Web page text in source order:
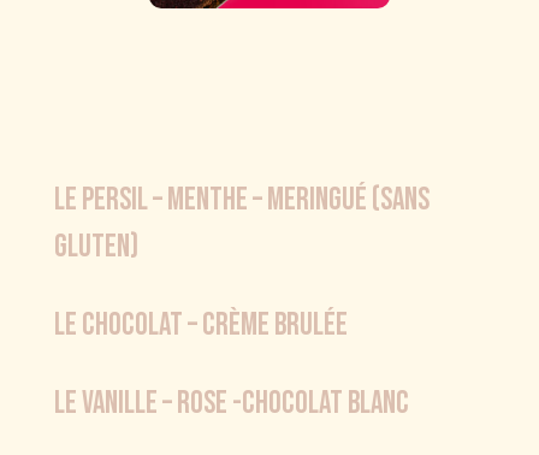
le persil – menthe – meringué (sans
gluten)
le chocolat – crème brulée
Le vanille – rose -chocolat blanc